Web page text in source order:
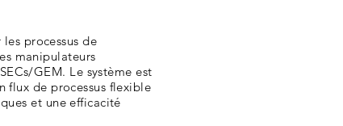
processus de
manipulateurs
GEM. Le système est
flux de processus flexible
et une efficacité